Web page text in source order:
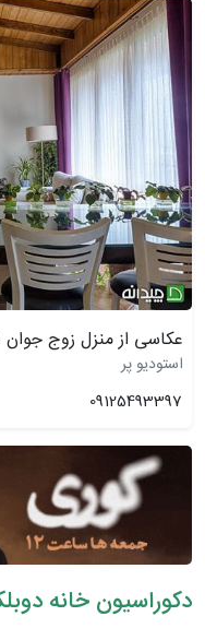
عکاسی از منزل زوج جوان
استودیو پر
09125493397
دکوراسیون خانه